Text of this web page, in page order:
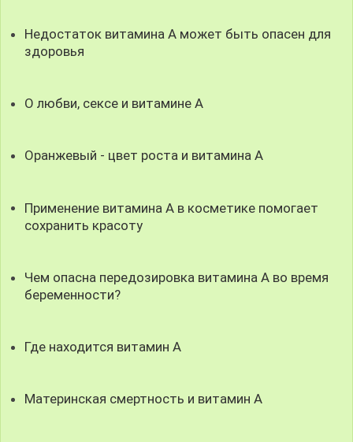
Недостаток витамина А может быть опасен для
здоровья
О любви, сексе и витамине А
Оранжевый - цвет роста и витамина А
Применение витамина А в косметике помогает
сохранить красоту
Чем опасна передозировка витамина А во время
беременности?
Где находится витамин А
Материнская смертность и витамин А